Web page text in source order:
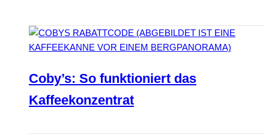
Coby’s: So funktioniert das
Kaffeekonzentrat